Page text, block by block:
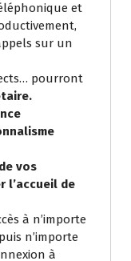
et
sur un
pourront
vos
l’accueil de
à n’importe
n’importe
à